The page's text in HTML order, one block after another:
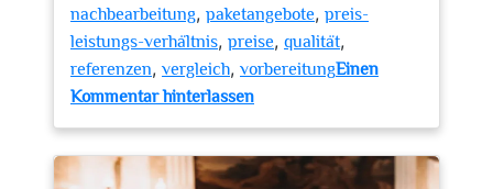
nachbearbeitung, paketangebote, preis-
leistungs-verhältnis, preise, qualität,
referenzen, vergleich, vorbereitungEinen
Kommentar hinterlassenzu
Bewerbungsfotos: